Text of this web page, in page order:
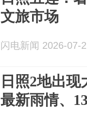
文旅市场
闪电新闻 2026-07-
日照2地出
最新雨情、